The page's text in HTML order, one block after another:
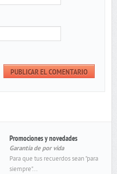
Promociones y novedades
Garantía de por vida
Para que tus recuerdos sean "para
siempre"...